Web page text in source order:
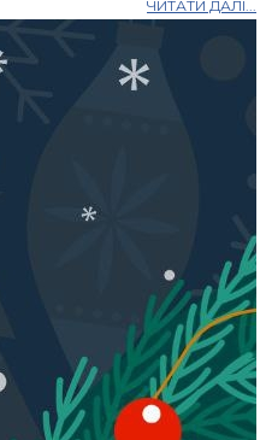
ЧИТАТИ ДАЛІ...